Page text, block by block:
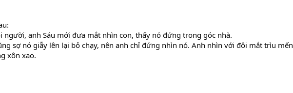
anh Sáu mới đưa mắt nhìn con, thấy nó đứng trong góc nhà.
sợ nó giẫy lên lại bỏ chạy, nên anh chỉ đứng nhìn nó. Anh nhìn với đôi mắt trìu mến
xôn xao.